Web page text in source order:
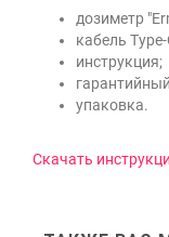
дозиметр
кабель Type-
инструкция;
упаковка.
Скачать